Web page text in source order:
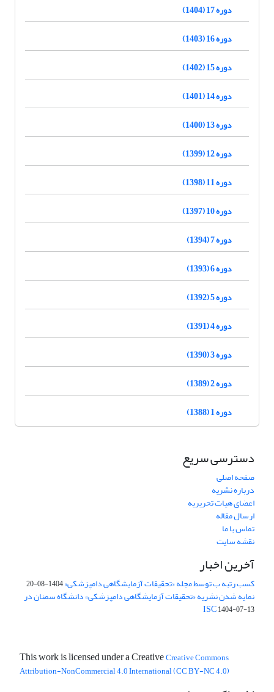
دوره 17 (1404)
دوره 16 (1403)
دوره 15 (1402)
دوره 14 (1401)
دوره 13 (1400)
دوره 12 (1399)
دوره 11 (1398)
دوره 10 (1397)
دوره 7 (1394)
دوره 6 (1393)
دوره 5 (1392)
دوره 4 (1391)
دوره 3 (1390)
دوره 2 (1389)
دوره 1 (1388)
دسترسی سریع
صفحه اصلی
درباره نشریه
اعضای هیات تحریریه
ارسال مقاله
تماس با ما
نقشه سایت
آخرین اخبار
کسب رتبه ب توسط مجله «تحقیقات آزمایشگاهی دامپزشکی»1404-08-20
نمایه شدن نشریه «تحقیقات آزمایشگاهی دامپزشکی» دانشگاه سمنان در
ISC1404-07-13
This work is licensed under a CreativeCreative Commons
Attribution-NonCommercial 4.0 International (CC BY-NC 4.0)